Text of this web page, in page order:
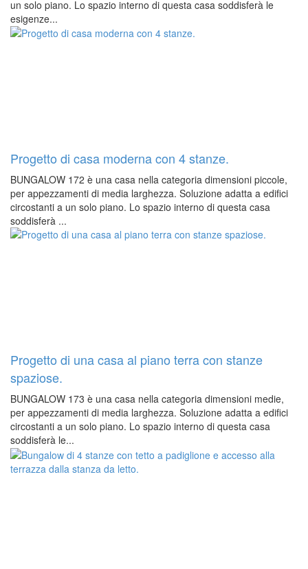
un solo piano. Lo spazio interno di questa casa soddisferà le
esigenze...
Progetto di casa moderna con 4 stanze.
BUNGALOW 172 è una casa nella categoria dimensioni piccole,
per appezzamenti di media larghezza. Soluzione adatta a edifici
circostanti a un solo piano. Lo spazio interno di questa casa
soddisferà ...
Progetto di una casa al piano terra con stanze
spaziose.
BUNGALOW 173 è una casa nella categoria dimensioni medie,
per appezzamenti di media larghezza. Soluzione adatta a edifici
circostanti a un solo piano. Lo spazio interno di questa casa
soddisferà le...